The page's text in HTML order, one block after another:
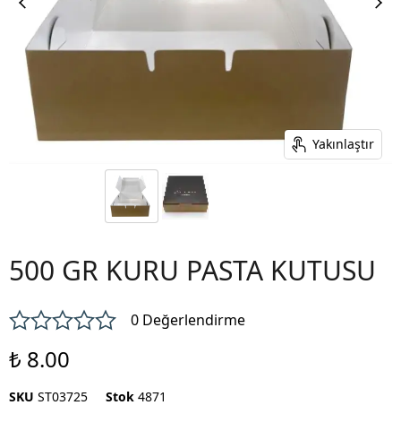
Yakınlaştır
500 GR KURU PASTA KUTUSU
0 Değerlendirme
₺ 8.00
SKU ST03725 Stok 4871